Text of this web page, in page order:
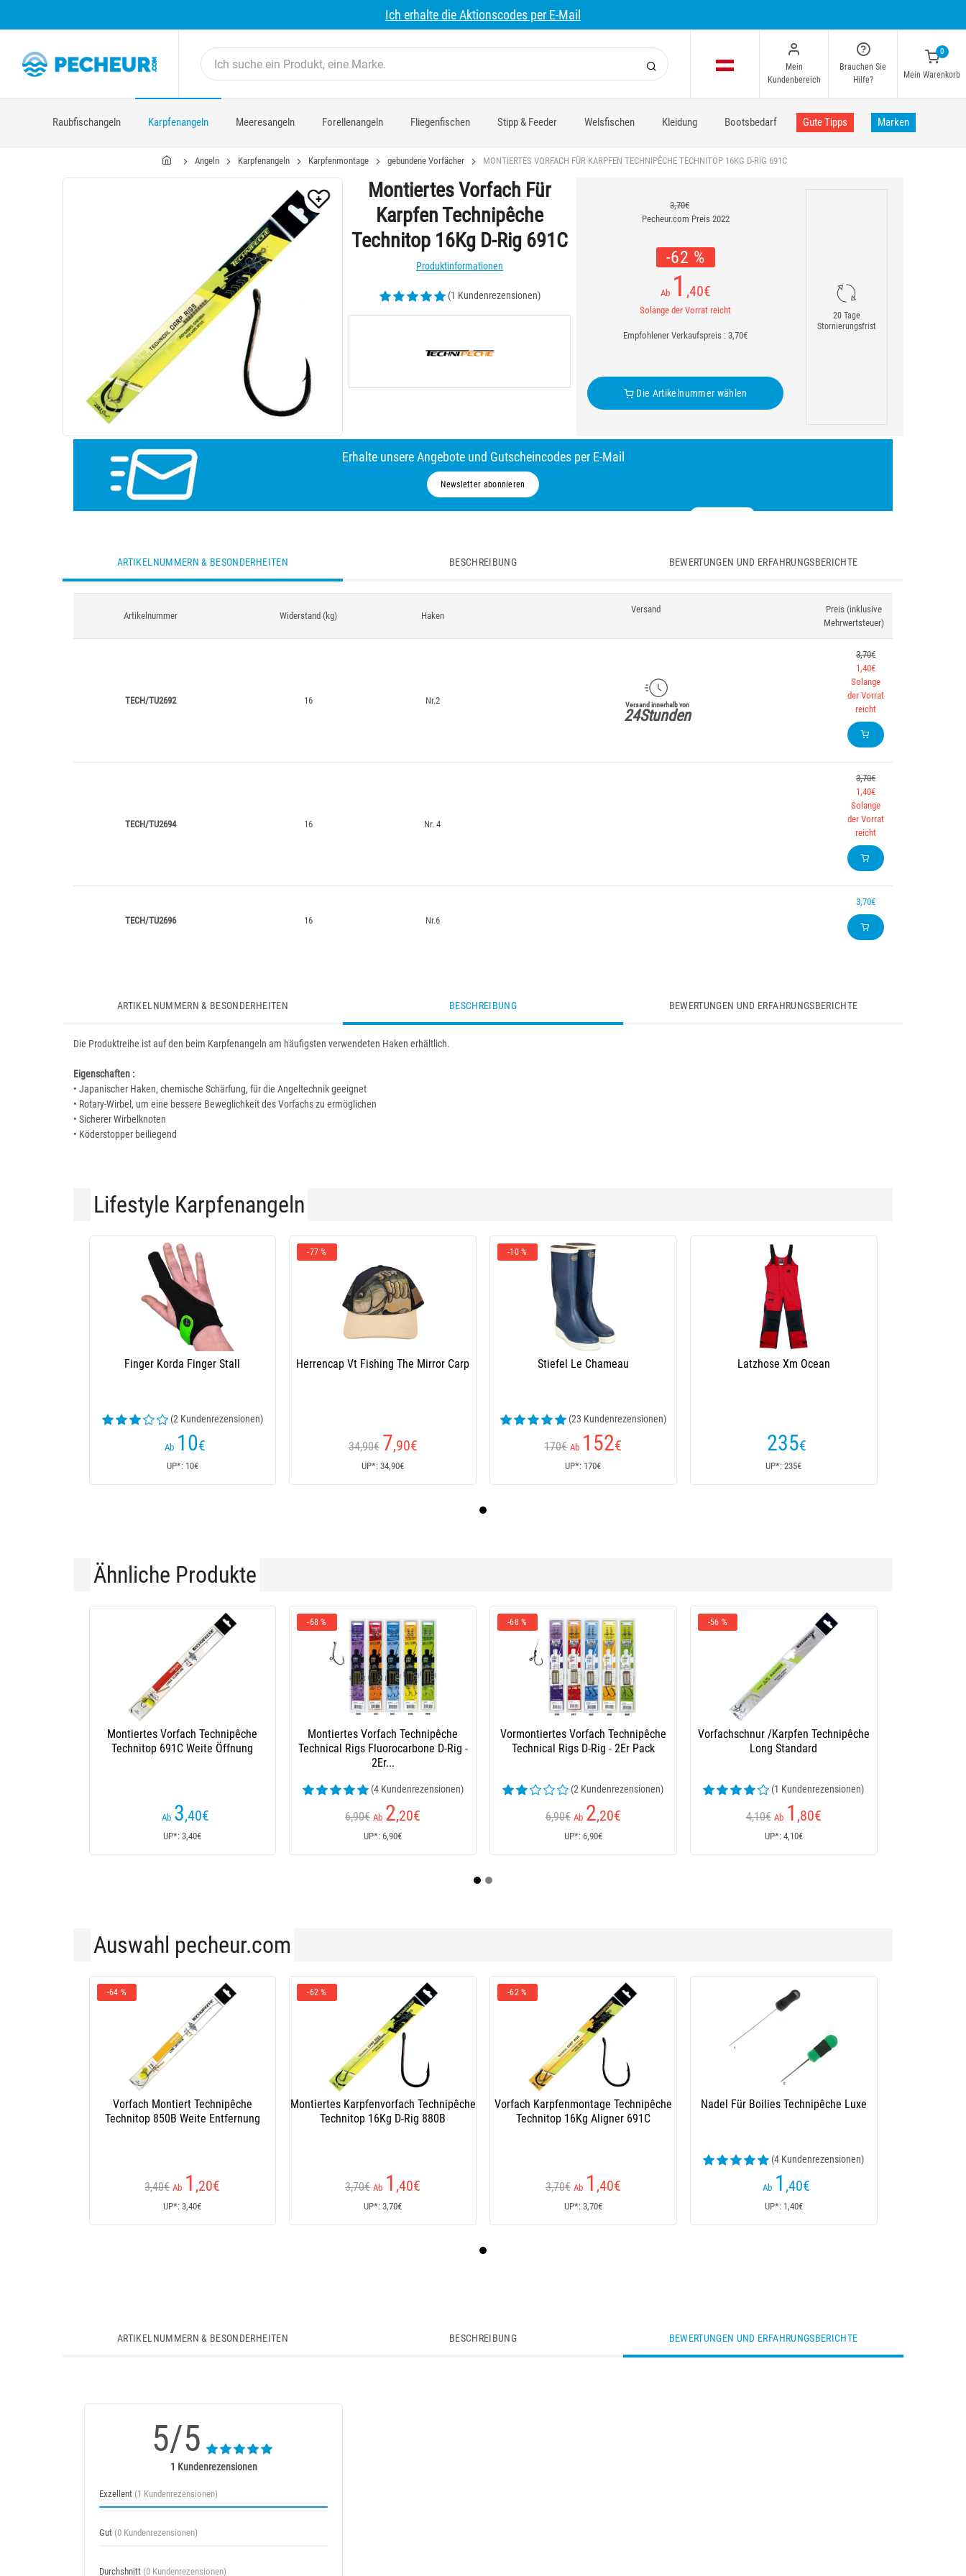
Ich erhalte die Aktionscodes per E-Mail
Mein
Kundenbereich
Brauchen Sie
Hilfe?
0
Mein Warenkorb
Raubfischangeln Karpfenangeln Meeresangeln Forellenangeln Fliegenfischen Stipp & Feeder Welsfischen Kleidung Bootsbedarf Gute Tipps Marken
Angeln Karpfenangeln Karpfenmontage gebundene Vorfächer MONTIERTES VORFACH FÜR KARPFEN TECHNIPÊCHE TECHNITOP 16KG D-RIG 691C
Montiertes Vorfach Für
Karpfen Technipêche
Technitop 16Kg D-Rig 691C
Produktinformationen
(1 Kundenrezensionen)
3,70€
Pecheur.com Preis 2022
-62 %
Ab 1 ,40€
Solange der Vorrat reicht
Empfohlener Verkaufspreis : 3,70€
Die Artikelnummer wählen
20 Tage
Stornierungsfrist
Erhalte unsere Angebote und Gutscheincodes per E-Mail
Newsletter abonnieren
ARTIKELNUMMERN & BESONDERHEITEN BESCHREIBUNG BEWERTUNGEN UND ERFAHRUNGSBERICHTE
Artikelnummer Widerstand (kg) Haken
Versand
Preis (inklusive
Mehrwertsteuer)
TECH/TU2692 16 Nr.2 Versand innerhalb von
24Stunden
3,70€
1,40€
Solange
der Vorrat
reicht
TECH/TU2694 16 Nr. 4
3,70€
1,40€
Solange
der Vorrat
reicht
TECH/TU2696 16 Nr.6
3,70€
ARTIKELNUMMERN & BESONDERHEITEN BESCHREIBUNG BEWERTUNGEN UND ERFAHRUNGSBERICHTE
Die Produktreihe ist auf den beim Karpfenangeln am häufigsten verwendeten Haken erhältlich.
Eigenschaften :
• Japanischer Haken, chemische Schärfung, für die Angeltechnik geeignet
• Rotary-Wirbel, um eine bessere Beweglichkeit des Vorfachs zu ermöglichen
• Sicherer Wirbelknoten
• Köderstopper beiliegend
Lifestyle Karpfenangeln
Finger Korda Finger Stall
(2 Kundenrezensionen)
Ab 10€
UP*: 10€
-77 %
Herrencap Vt Fishing The Mirror Carp
34,90€ 7,90€
UP*: 34,90€
-10 %
Stiefel Le Chameau
(23 Kundenrezensionen)
170€ Ab 152€
UP*: 170€
Latzhose Xm Ocean
235€
UP*: 235€
Ähnliche Produkte
Montierter Unterleinen Karpfen
Technipêche Kurzer Helico
4,10€ Ab 1,80
UP*: 4,10€
Vorfach Montiert Karpfen Technipêche
Fluorocarbon D-Rig 880B
Ab 3 ,70€
UP*: 3,70€
Montiertes Karpfenvorfach Technipêche
Fluorocarbon D-Rig 800C
Ab 3 ,70€
UP*: 3,70€
Montiertes Karpfenvorfach Technipêche
Fluorocarbon D-Rig 650B
Ab 3 ,70€
UP*: 3,70€
Auswahl pecheur.com
-64 %
Vorfach Montiert Technipêche
Technitop 850B Weite Entfernung
3,40€ Ab 1 ,20€
UP*: 3,40€
-62 %
Montiertes Karpfenvorfach Technipêche
Technitop 16Kg D-Rig 880B
3,70€ Ab 1 ,40€
UP*: 3,70€
-62 %
Vorfach Karpfenmontage Technipêche
Technitop 16Kg Aligner 691C
3,70€ Ab 1 ,40€
UP*: 3,70€
Nadel Für Boilies Technipêche Luxe
(4 Kundenrezensionen)
Ab 1 ,40€
UP*: 1,40€
ARTIKELNUMMERN & BESONDERHEITEN BESCHREIBUNG BEWERTUNGEN UND ERFAHRUNGSBERICHTE
5/5
1 Kundenrezensionen
Exzellent (1 Kundenrezensionen)
Gut (0 Kundenrezensionen)
Durchshnitt (0 Kundenrezensionen)